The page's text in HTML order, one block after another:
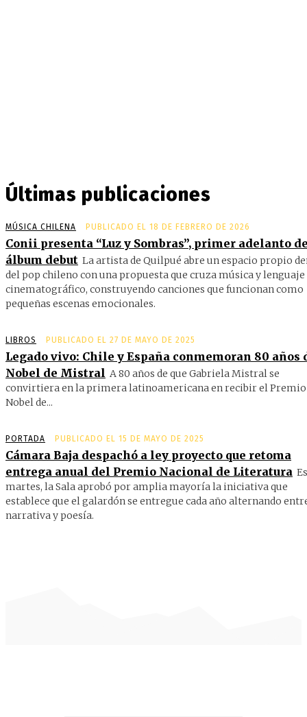
Últimas publicaciones
MÚSICA CHILENA PUBLICADO EL 18 DE FEBRERO DE 2026
Conii presenta “Luz y Sombras”, primer adelanto
álbum debut La artista de Quilpué abre un espacio propio
del pop chileno con una propuesta que cruza música y lenguaje
cinematográfico, construyendo canciones que funcionan como
pequeñas escenas emocionales.
LIBROS PUBLICADO EL 27 DE MAYO DE 2025
Legado vivo: Chile y España conmemoran 80 años
Nobel de Mistral A 80 años de que Gabriela Mistral se
convirtiera en la primera latinoamericana en recibir el Premio
Nobel de...
PORTADA PUBLICADO EL 15 DE MAYO DE 2025
Cámara Baja despachó a ley proyecto que retoma
entrega anual del Premio Nacional de Literatura
martes, la Sala aprobó por amplia mayoría la iniciativa que
establece que el galardón se entregue cada año alternando
narrativa y poesía.